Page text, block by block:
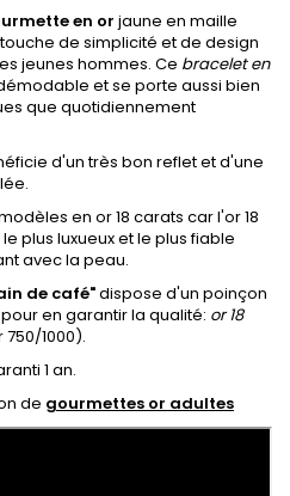
en or jaune en maille
de simplicité et de design
jeunes hommes. Ce bracelet en
et se porte aussi bien
que quotidiennement
d'un très bon reflet et d'une
en or 18 carats car l'or 18
plus luxueux et le plus fiable
avec la peau.
de café"dispose d'un poinçon
en garantir la qualité: or 18
1000).
1 an.
de gourmettes or adultes